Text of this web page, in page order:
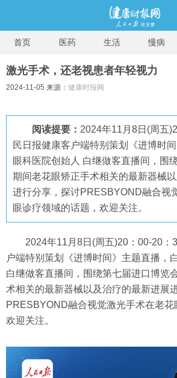
首页 医药 生活 慢病
激光手术，还老视患者年轻视力
2024-11-05 来源： 健康时报网
阅读提要： 2024年11月8日(周五
民日报健康客户端特别策划《进博时
眼科医院创始人 白继做客直播间，围
期间老花眼矫正手术相关的最新器械
进行分享，探讨PRESBYOND融合视
眼诊疗领域的话题，欢迎关注。
2024年11月8日(周五)20：00-20：
户端特别策划《进博时间》主题直播，
白继做客直播间，围绕第七届进口博览
术相关的最新器械以及治疗的最新进展
PRESBYOND融合视觉激光手术在老花
欢迎关注。